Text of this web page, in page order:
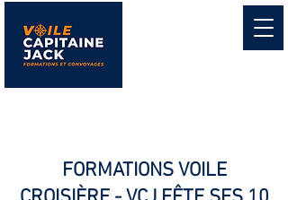
FORMATIONS VOILE